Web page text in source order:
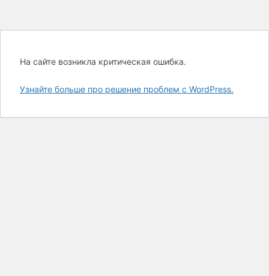
На сайте возникла критическая ошибка.
Узнайте больше про решение проблем с WordPress.